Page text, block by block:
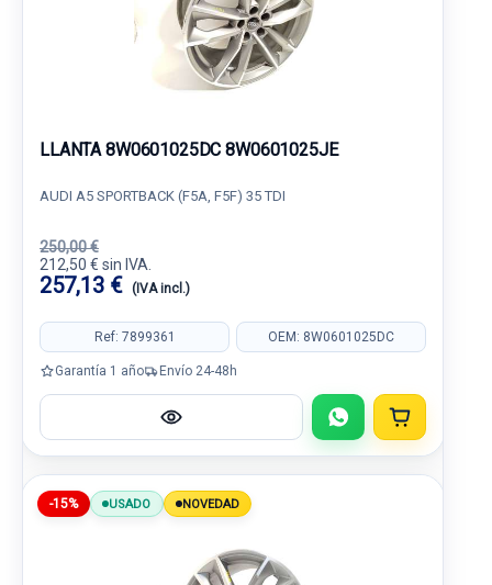
LLANTA 8W0601025DC 8W0601025JE
AUDI A5 SPORTBACK (F5A, F5F) 35 TDI
250,00 €
212,50 € sin IVA.
257,13 € (IVA incl.)
Ref: 7899361 OEM: 8W0601025DC
Garantía 1 año Envío 24-48h
-15% USADO NOVEDAD